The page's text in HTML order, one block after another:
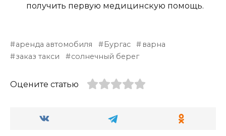
получить первую медицинскую помощь.
аренда автомобиля Бургас
варна
заказ такси
солнечный берег
Оцените статью